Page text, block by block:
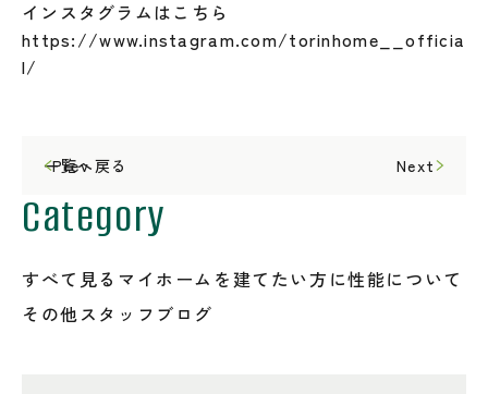
インスタグラムはこちら
https://www.instagram.com/torinhome__officia
l/
一覧へ戻る
Prev Next
Category
すべて見る マイホームを建てたい方に性能について
その他スタッフブログ